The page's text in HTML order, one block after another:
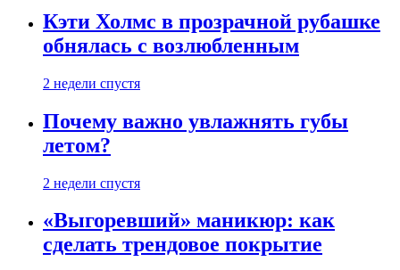
Кэти Холмс в прозрачной рубашке
обнялась с возлюбленным
2 недели спустя
Почему важно увлажнять губы
летом?
2 недели спустя
«Выгоревший» маникюр: как
сделать трендовое покрытие